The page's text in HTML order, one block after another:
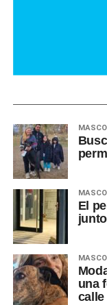
El
una
calle